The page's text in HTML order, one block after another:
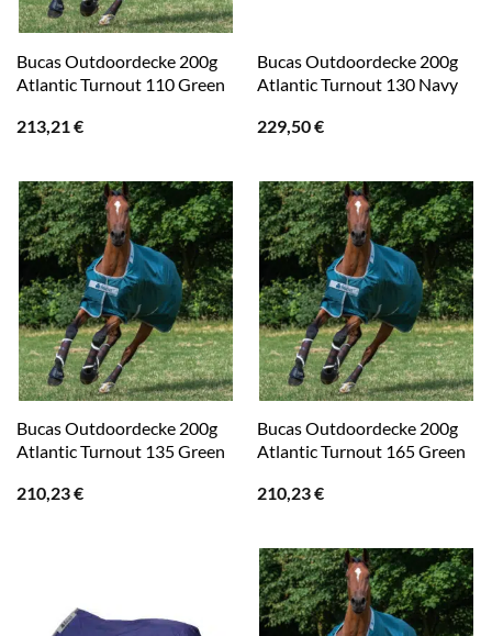
Bucas Outdoordecke 200g
Atlantic Turnout 110 Green
213,21 €
Bucas Outdoordecke 200g
Atlantic Turnout 130 Navy
229,50€
Bucas Outdoordecke 200g
Atlantic Turnout 135 Green
210,23€
Bucas Outdoordecke 200g
Atlantic Turnout 165 Green
210,23€